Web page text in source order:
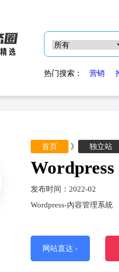
热门搜索： 营销
首页 》 独立站
Wordpress
发布时间：2022-02
Wordpress-內容管理系統
网站直达 ›